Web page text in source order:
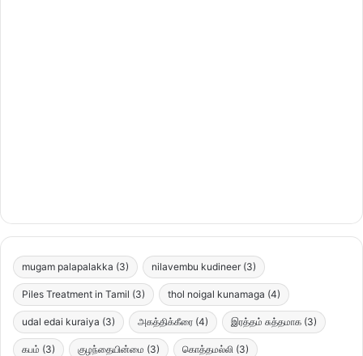
mugam palapalakka (3) nilavembu kudineer (3)
Piles Treatment in Tamil (3) thol noigal kunamaga (4)
udal edai kuraiya (3) அகத்திக்கீரை (4) இரத்தம் சுத்தமாக (3)
கபம் (3) குழந்தையின்மை (3) கொத்தமல்லி (3)